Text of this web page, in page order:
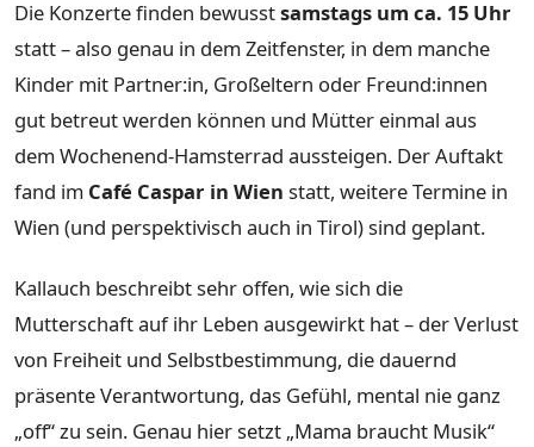
Die Konzerte finden bewusstsamstags um ca. 15 Uhr
statt – also genau in dem Zeitfenster, in dem manche
Kinder mit Partner:in, Großeltern oder Freund:innen
gut betreut werden können und Mütter einmal aus
dem Wochenend-Hamsterrad aussteigen. Der Auftakt
fand im Café Caspar in Wien statt, weitere Termine in
Wien (und perspektivisch auch in Tirol) sind geplant.
Kallauch beschreibt sehr offen, wie sich die
Mutterschaft auf ihr Leben ausgewirkt hat – der Verlust
von Freiheit und Selbstbestimmung, die dauernd
präsente Verantwortung, das Gefühl, mental nie ganz
„off“ zu sein. Genau hier setzt „Mama braucht Musik“